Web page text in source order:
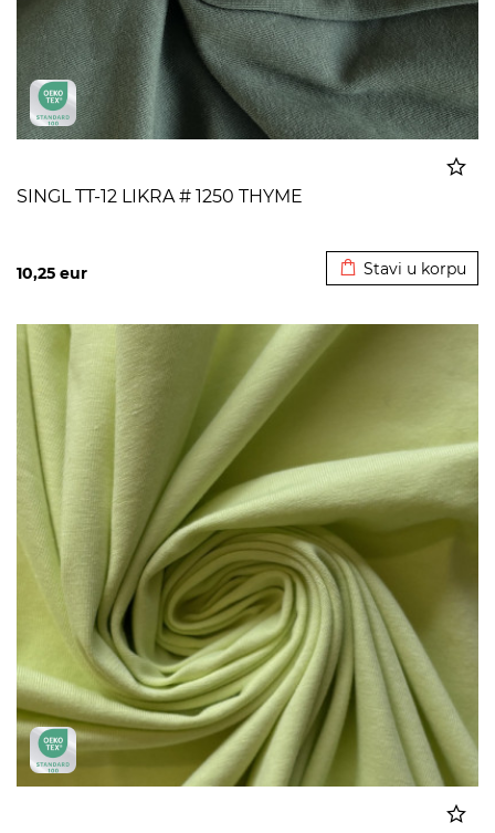
SINGL TT-12 LIKRA # 1250 THYME
10,25 eur Stavi u korpu